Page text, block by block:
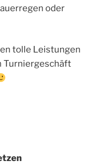
oder
tolle Leistungen
Turniergeschäft